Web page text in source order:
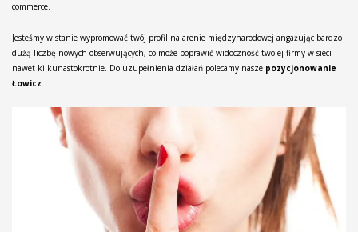
commerce.
Jesteśmy w stanie wypromować twój profil na arenie międzynarodowej angażując bardzo
dużą liczbę nowych obserwujących, co może poprawić widoczność twojej firmy w sieci
nawet kilkunastokrotnie. Do uzupełnienia działań polecamy nasze pozycjonowanie
Łowicz.